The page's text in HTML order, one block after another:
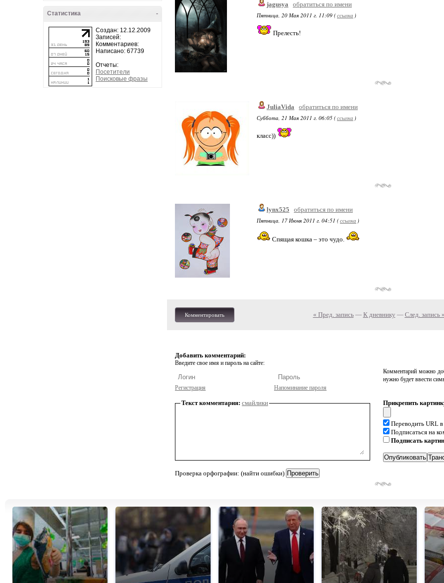
-
Статистика
Создан: 12.12.2009
Записей:
Комментариев:
Написано: 67739
Отчеты:
Посетители
Поисковые фразы
jagusya
обратиться по имени
Пятница, 20 Мая 2011 г. 11:09 (ссылка )
Прелесть!
JuliaVida
обратиться по имени
Суббота, 21 Мая 2011 г. 06:05 (ссылка )
класс))
lynx525
обратиться по имени
Пятница, 17 Июня 2011 г. 04:51 (ссылка )
Спящая кошка – это чудо.
Комментировать « Пред. запись— К дневнику — След. запись »
Добавить комментарий:
Введите свое имя и пароль на сайте:
Регистрация Напоминание пароля
Комментарий можно
нужно будет ввести
Текст комментария: смайлики
Проверка орфографии: (найти ошибки)
Прикрепить
Переводить URL
Подписаться на
Подписать